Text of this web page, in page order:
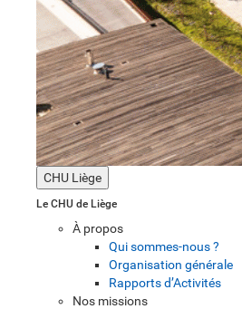
CHU Liège
Le CHU de Liège
À propos
Qui sommes-nous ?
Organisation générale
Rapports d’Activités
Nos missions